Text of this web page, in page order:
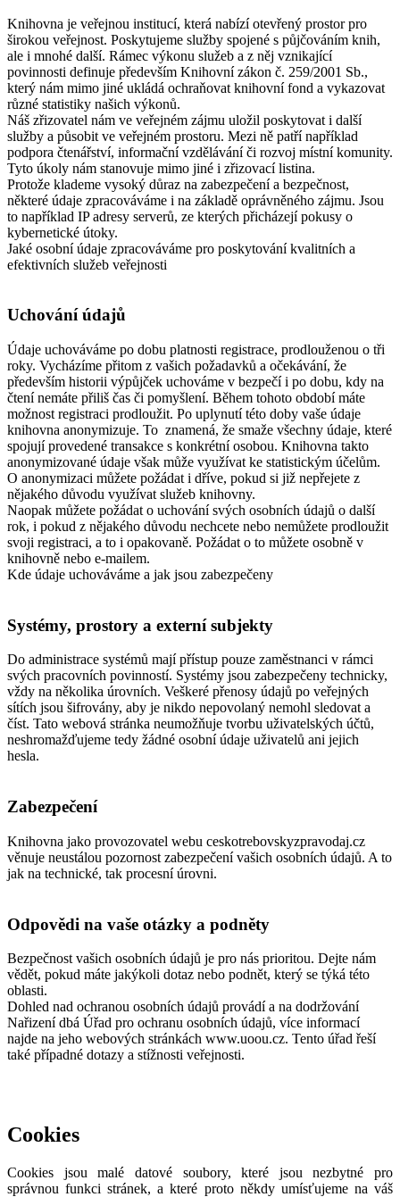
Knihovna je veřejnou institucí, která nabízí otevřený prostor pro
širokou veřejnost. Poskytujeme služby spojené s půjčováním knih,
ale i mnohé další. Rámec výkonu služeb a z něj vznikající
povinnosti definuje především Knihovní zákon č. 259/2001 Sb.,
který nám mimo jiné ukládá ochraňovat knihovní fond a vykazovat
různé statistiky našich výkonů.
Náš zřizovatel nám ve veřejném zájmu uložil poskytovat i další
služby a působit ve veřejném prostoru. Mezi ně patří například
podpora čtenářství, informační vzdělávání či rozvoj místní komunity.
Tyto úkoly nám stanovuje mimo jiné i zřizovací listina.
Protože klademe vysoký důraz na zabezpečení a bezpečnost,
některé údaje zpracováváme i na základě oprávněného zájmu. Jsou
to například IP adresy serverů, ze kterých přicházejí pokusy o
kybernetické útoky.
Jaké osobní údaje zpracováváme pro poskytování kvalitních a
efektivních služeb veřejnosti
Uchování údajů
Údaje uchováváme po dobu platnosti registrace, prodlouženou o tři
roky. Vycházíme přitom z vašich požadavků a očekávání, že
především historii výpůjček uchováme v bezpečí i po dobu, kdy na
čtení nemáte přiliš čas či pomyšlení. Během tohoto období máte
možnost registraci prodloužit. Po uplynutí této doby vaše údaje
knihovna anonymizuje. To znamená, že smaže všechny údaje, které
spojují provedené transakce s konkrétní osobou. Knihovna takto
anonymizované údaje však může využívat ke statistickým účelům.
O anonymizaci můžete požádat i dříve, pokud si již nepřejete z
nějakého důvodu využívat služeb knihovny.
Naopak můžete požádat o uchování svých osobních údajů o další
rok, i pokud z nějakého důvodu nechcete nebo nemůžete prodloužit
svoji registraci, a to i opakovaně. Požádat o to můžete osobně v
knihovně nebo e-mailem.
Kde údaje uchováváme a jak jsou zabezpečeny
Systémy, prostory a externí subjekty
Do administrace systémů mají přístup pouze zaměstnanci v rámci
svých pracovních povinností. Systémy jsou zabezpečeny technicky,
vždy na několika úrovních. Veškeré přenosy údajů po veřejných
sítích jsou šifrovány, aby je nikdo nepovolaný nemohl sledovat a
číst. Tato webová stránka neumožňuje tvorbu uživatelských účtů,
neshromažďujeme tedy žádné osobní údaje uživatelů ani jejich
hesla.
Zabezpečení
Knihovna jako provozovatel webu ceskotrebovskyzpravodaj.cz
věnuje neustálou pozornost zabezpečení vašich osobních údajů. A to
jak na technické, tak procesní úrovni.
Odpovědi na vaše otázky a podněty
Bezpečnost vašich osobních údajů je pro nás prioritou. Dejte nám
vědět, pokud máte jakýkoli dotaz nebo podnět, který se týká této
oblasti.
Dohled nad ochranou osobních údajů provádí a na dodržování
Nařizení dbá Úřad pro ochranu osobních údajů, více informací
najde na jeho webových stránkách www.uoou.cz. Tento úřad řeší
také případné dotazy a stížnosti veřejnosti.
Cookies
Cookies jsou malé datové soubory, které jsou nezbytné pro
správnou funkci stránek, a které proto někdy umísťujeme na váš